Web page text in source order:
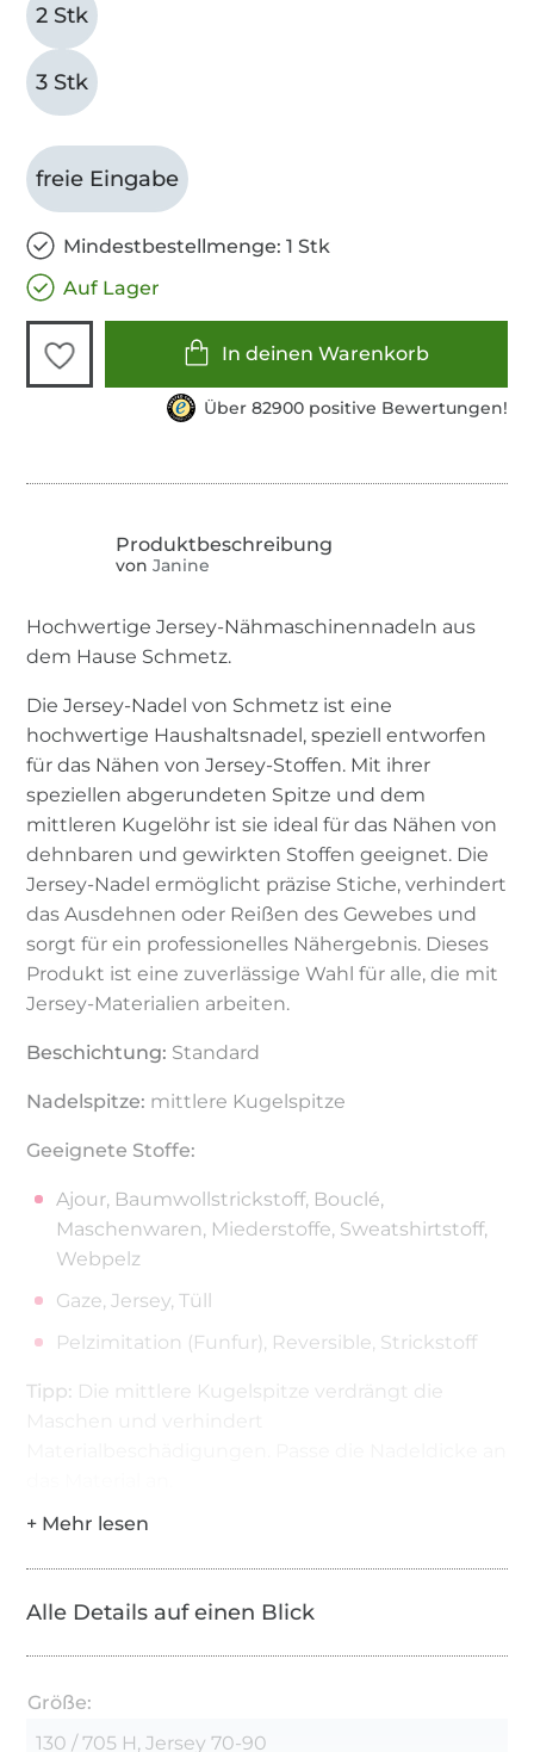
2 Stk
3 Stk
freie Eingabe
Mindestbestellmenge: 1 Stk
Auf Lager
In deinen Warenkorb
Über 82900 positive Bewertungen!
von Janine
Hochwertige Jersey-Nähmaschinennadeln aus
dem Hause Schmetz.
Die Jersey-Nadel von Schmetz ist eine
hochwertige Haushaltsnadel, speziell entworfen
für das Nähen von Jersey-Stoffen. Mit ihrer
speziellen abgerundeten Spitze und dem
mittleren Kugelöhr ist sie ideal für das Nähen von
dehnbaren und gewirkten Stoffen geeignet. Die
Jersey-Nadel ermöglicht präzise Stiche, verhindert
das Ausdehnen oder Reißen des Gewebes und
sorgt für ein professionelles Nähergebnis. Dieses
Produkt ist eine zuverlässige Wahl für alle, die mit
Jersey-Materialien arbeiten.
Beschichtung: Standard
Nadelspitze: mittlere Kugelspitze
Geeignete Stoffe:
Ajour, Baumwollstrickstoff, Bouclé,
Maschenwaren, Miederstoffe, Sweatshirtstoff,
Webpelz
Gaze, Jersey, Tüll
Pelzimitation (Funfur), Reversible, Strickstoff
Tipp: Die mittlere Kugelspitze verdrängt die
Alle Details auf einen Blick
Größe:
130 / 705 H, Jersey 70-90